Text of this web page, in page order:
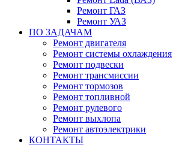
Ремонт ГАЗ
Ремонт УАЗ
ПО ЗАДАЧАМ
Ремонт двигателя
Ремонт системы охлаждения
Ремонт подвески
Ремонт трансмиссии
Ремонт тормозов
Ремонт топливной
Ремонт рулевого
Ремонт выхлопа
Ремонт автоэлектрики
КОНТАКТЫ